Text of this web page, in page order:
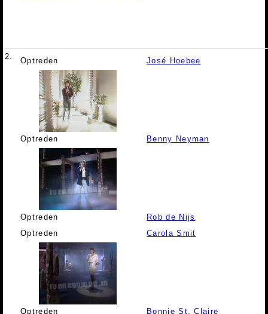
2. Optreden José Hoebee
Optreden Benny Neyman
Optreden
Rob de Nijs
Optreden
Carola Smit
Optreden Bonnie St. Claire